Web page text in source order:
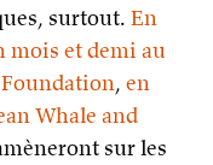
surtout. En
mois et demi au
Foundation, en
Whale and
sur les